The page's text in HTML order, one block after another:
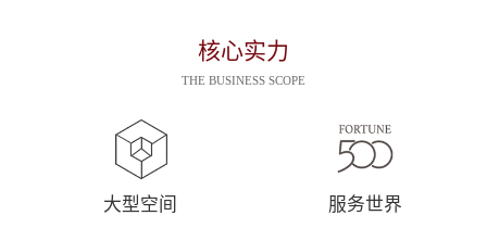
核心实力
THE BUSINESS SCOPE
大型空间 服务世界